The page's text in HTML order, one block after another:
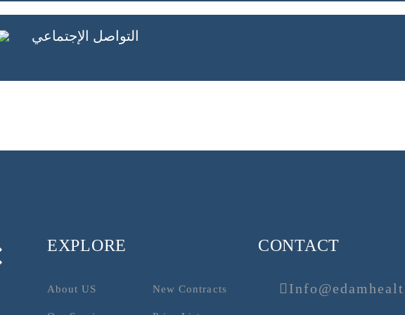
التواصل الإجتماعي
EXPLORE
About US New Contracts
CONTACT